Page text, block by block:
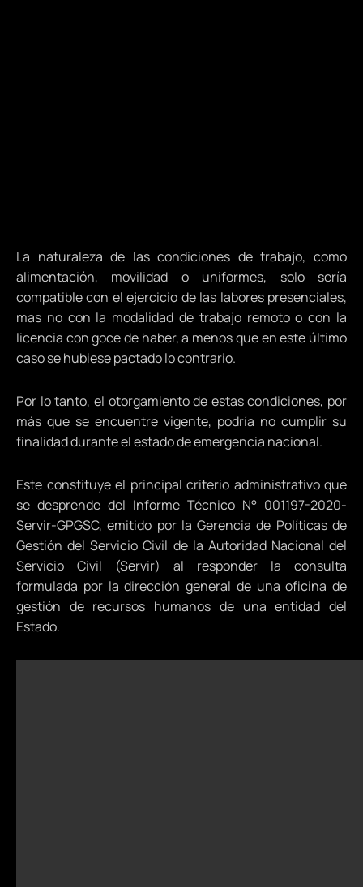
La naturaleza de las condiciones de trabajo, como
alimentación, movilidad o uniformes, solo sería
compatible con el ejercicio de las labores presenciales,
mas no con la modalidad de trabajo remoto o con la
licencia con goce de haber, a menos que en este último
caso se hubiese pactado lo contrario.
Por lo tanto, el otorgamiento de estas condiciones, por
más que se encuentre vigente, podría no cumplir su
finalidad durante el estado de emergencia nacional.
Este constituye el principal criterio administrativo que
se desprende del Informe Técnico N° 001197-2020-
Servir-GPGSC, emitido por la Gerencia de Políticas de
Gestión del Servicio Civil de la Autoridad Nacional del
Servicio Civil (Servir) al responder la consulta
formulada por la dirección general de una oficina de
gestión de recursos humanos de una entidad del
Estado.